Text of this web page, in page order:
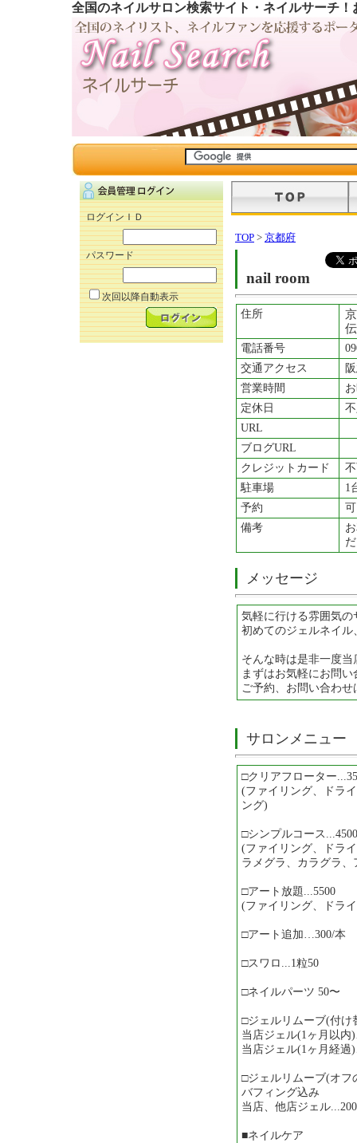
全国のネイルサロン検索サイト・ネイルサーチ
ログインＩＤ
パスワード
次回以降自動表示
TOP > 京都府
nail room
住所
電話番号
交通アクセス
営業時間
定休日
URL
ブログURL
クレジットカード
駐車場
1
予約
可
備考
メッセージ
気軽に行ける雰囲気
初めてのジェルネイ
そんな時は是非一度
まずはお気軽にお問
ご予約、お問い合わせ
サロンメニュー
□クリアフローター
(ファイリング、ドラ
ング)
□シンプルコース...4500
(ファイリング、ドラ
ラメグラ、カラグラ、
□アート放題...5500
(ファイリング、ドラ
□アート追加…300/本
□スワロ...1粒50
□ネイルパーツ 50〜
□ジェルリムーブ(付け
当店ジェル(1ヶ月以
当店ジェル(1ヶ月経
□ジェルリムーブ(オフ
バフィング込み
当店、他店ジェル
■ネイルケア